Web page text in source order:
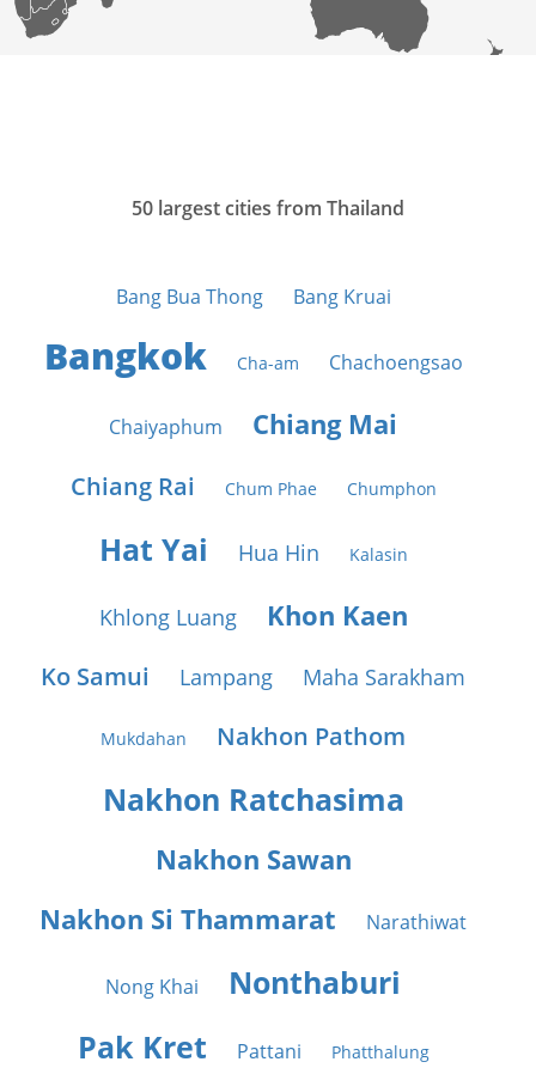
50 largest cities from Thailand
Bang Bua Thong Bang Kruai
Bangkok Cha-am Chachoengsao
Chaiyaphum Chiang Mai
Chiang Rai Chum Phae Chumphon
Hat Yai Hua Hin Kalasin
Khlong Luang Khon Kaen
Ko Samui Lampang Maha Sarakham
Mukdahan Nakhon Pathom
Nakhon Ratchasima
Nakhon Sawan
Nakhon Si Thammarat
Narathiwat
Nong Khai
Nonthaburi
Pak Kret
Pattani Phatthalung